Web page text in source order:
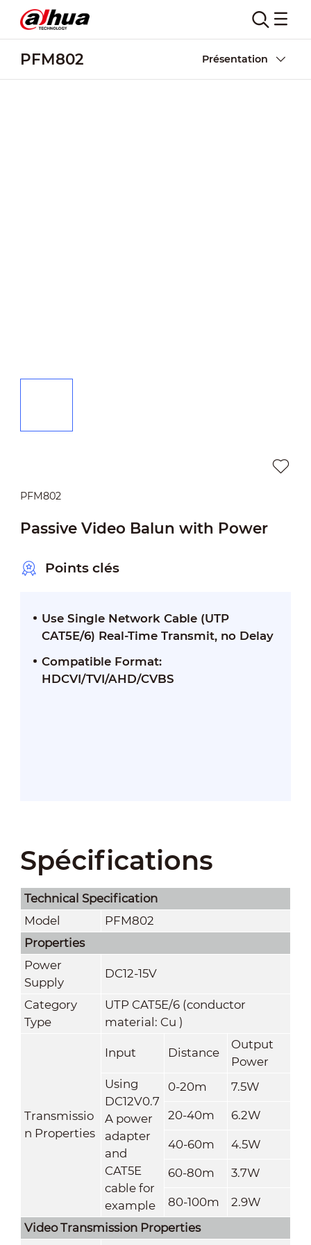
PFM802 Présentation
PFM802
Passive Video Balun with Power
Points clés
Use Single Network Cable (UTP
CAT5E/6) Real-Time Transmit, no Delay
Compatible Format:
HDCVI/TVI/AHD/CVBS
Spécifications
Technical Speciﬁcation
Model
PFM802
Properties
Power
Supply
DC12-15V
Category
Type
UTP CAT5E/6 (conductor
material: Cu )
Transmissio
n Properties
Input Distance
Output
Power
Using
DC12V0.7
A power
adapter
and
CAT5E
cable for
example
0-20m 7.5W
20-40m 6.2W
40-60m 4.5W
60-80m 3.7W
80-100m
2.9W
Video Transmission Properties